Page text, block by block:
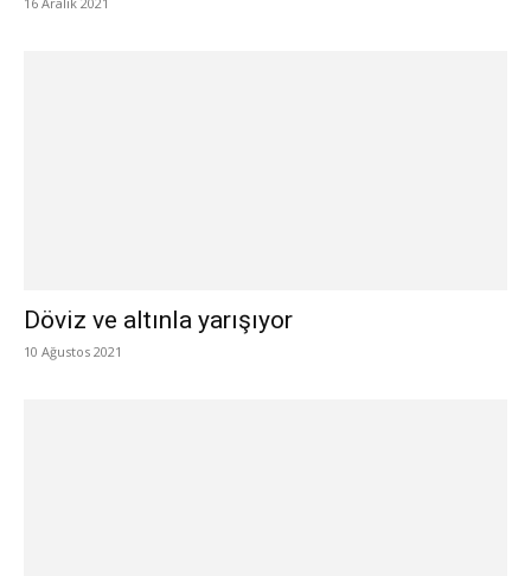
Döviz ve altınla yarışıyor
10 Ağustos 2021